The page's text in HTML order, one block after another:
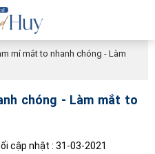
mí mắt to nhanh chóng - Làm
chóng - Làm mắt to
cập nhật : 31-03-2021